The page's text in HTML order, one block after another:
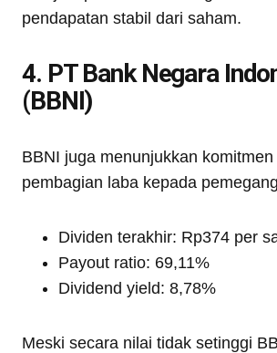
pendapatan stabil dari saham.
4. PT Bank Negara
(BBNI)
BBNI juga menunjukkan
pembagian laba kepada
Dividen terakhir: Rp374 per
Payout ratio: 69,11%
Dividend yield: 8,78%
Meski secara nilai tidak setinggi